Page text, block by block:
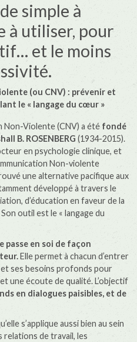
simple à
à utiliser, pour
et le moins
(ou CNV) : prévenir et
le « langage du cœur »
Non-Violente (CNV) a été fondé
B. ROSENBERG (1934-2015).
en psychologie clinique, et
Non-violente
une alternative pacifique aux
développé à travers le
d’éducation en faveur de la
outil est le « langage du
passe en soi de façon
Elle permet à chacun d’entrer
ses besoins profonds pour
une écoute de qualité. L’objectif
en dialogues paisibles, et de
s’applique aussi bien au sein
relations de travail, les